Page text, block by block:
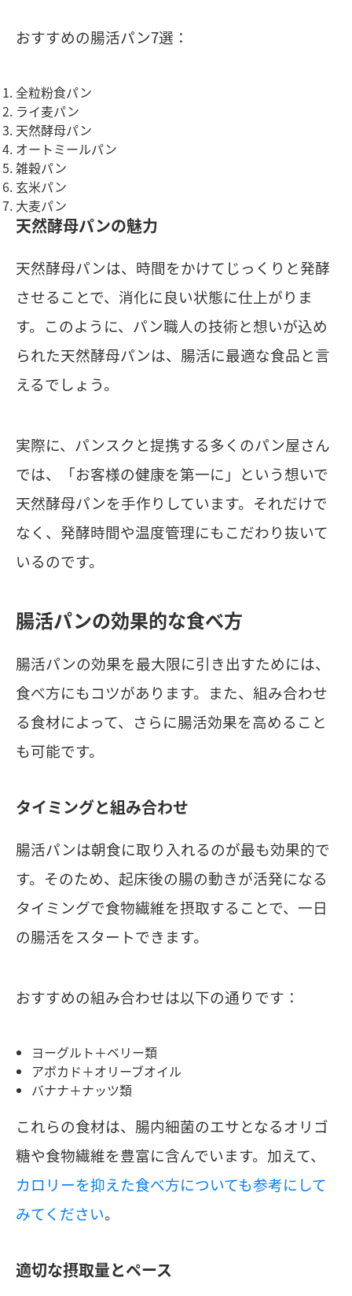
おすすめの腸活パン7選：
全粒粉食パン
ライ麦パン
天然酵母パン
オートミールパン
雑穀パン
玄米パン
大麦パン
天然酵母パンの魅力
天然酵母パンは、時間をかけてじっくりと発酵
させることで、消化に良い状態に仕上がりま
す。このように、パン職人の技術と想いが込め
られた天然酵母パンは、腸活に最適な食品と言
えるでしょう。
実際に、パンスクと提携する多くのパン屋さん
では、「お客様の健康を第一に」という想いで
天然酵母パンを手作りしています。それだけで
なく、発酵時間や温度管理にもこだわり抜いて
いるのです。
腸活パンの効果的な食べ方
腸活パンの効果を最大限に引き出すためには、
食べ方にもコツがあります。また、組み合わせ
る食材によって、さらに腸活効果を高めること
も可能です。
タイミングと組み合わせ
腸活パンは朝食に取り入れるのが最も効果的で
す。そのため、起床後の腸の動きが活発になる
タイミングで食物繊維を摂取することで、一日
の腸活をスタートできます。
おすすめの組み合わせは以下の通りです：
ヨーグルト＋ベリー類
アボカド＋オリーブオイル
バナナ＋ナッツ類
これらの食材は、腸内細菌のエサとなるオリゴ
糖や食物繊維を豊富に含んでいます。加えて、
カロリーを抑えた食べ方についても参考にして
みてください。
適切な摂取量とペース